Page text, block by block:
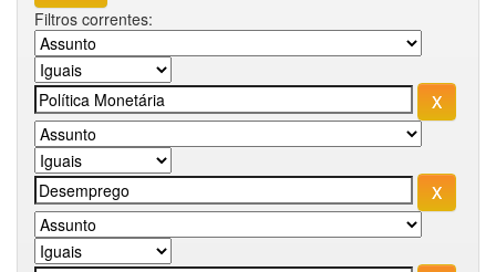
Filtros correntes: